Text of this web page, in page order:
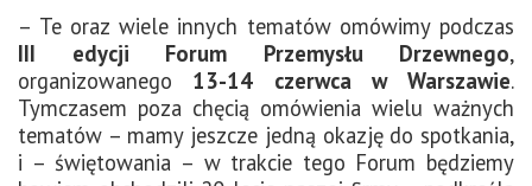
– Te oraz wiele innych tematów omówimy podczas
III edycji Forum Przemysłu Drzewnego,
organizowanego 13-14 czerwca w Warszawie.
Tymczasem poza chęcią omówienia wielu ważnych
tematów – mamy jeszcze jedną okazję do spotkania,
i – świętowania – w trakcie tego Forum będziemy